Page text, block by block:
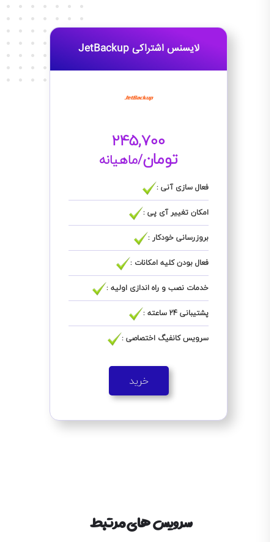
لایسنس اشتراکی JetBackup
245,700
تومان/ماهیانه
فعال سازی آنی :
امکان تغییر آی پی :
بروزرسانی خودکار :
فعال بودن کلیه امکانات :
خدمات نصب و راه اندازی اولیه :
پشتیبانی 24 ساعته :
سرویس کانفیگ اختصاصی :
خرید
سرویس های مرتبط